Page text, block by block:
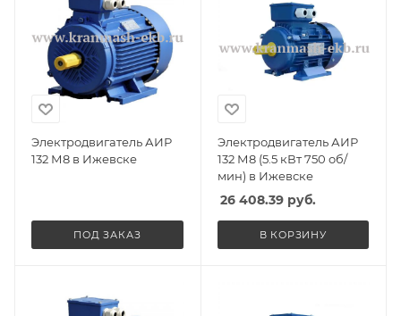
Электродвигатель АИР
132 М8 в Ижевске
ПОД ЗАКАЗ
Электродвигатель АИР
132 М8 (5.5 кВт 750 об/
мин) в Ижевске
26 408.39руб.
В КОРЗИНУ